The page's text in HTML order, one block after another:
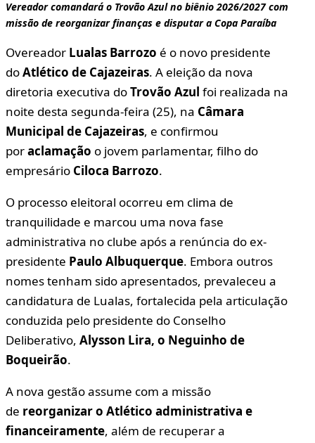
Vereador comandará o Trovão Azul no biênio 2026/2027 com
missão de reorganizar finanças e disputar a Copa Paraíba
Overeador Lualas Barrozo é o novo presidente
doAtlético de Cajazeiras. A eleição da nova
diretoria executiva doTrovão Azul foi realizada na
noite desta segunda-feira (25), na Câmara
Municipal de Cajazeiras, e confirmou
poraclamação o jovem parlamentar, filho do
empresário Ciloca Barrozo.
O processo eleitoral ocorreu em clima de
tranquilidade e marcou uma nova fase
administrativa no clube após a renúncia do ex-
presidente Paulo Albuquerque. Embora outros
nomes tenham sido apresentados, prevaleceu a
candidatura de Lualas, fortalecida pela articulação
conduzida pelo presidente do Conselho
Deliberativo, Alysson Lira, o Neguinho de
Boqueirão.
A nova gestão assume com a missão
de reorganizar o Atlético administrativa e
financeiramente, além de recuperar a